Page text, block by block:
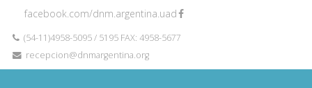
facebook.com/dnm.argentina.uad
(54-11)4958-5095 / 5195 FAX: 4958-5677
recepcion@dnmargentina.org